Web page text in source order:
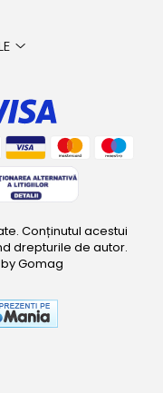
Conținutul acestui
drepturile de autor.
Gomag